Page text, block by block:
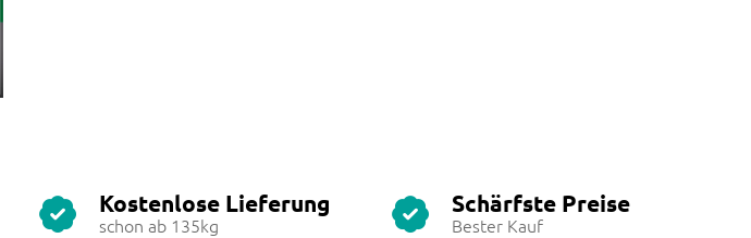
Kostenlose Lieferung
schon ab 135kg
Schärfste Preise
Bester Kauf